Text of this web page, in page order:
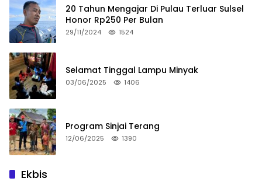
20 Tahun Mengajar Di Pulau Terluar Sulsel
Honor Rp250 Per Bulan
29/11/2024 1524
Selamat Tinggal Lampu Minyak
03/06/2025 1406
Program Sinjai Terang
12/06/2025 1390
Ekbis